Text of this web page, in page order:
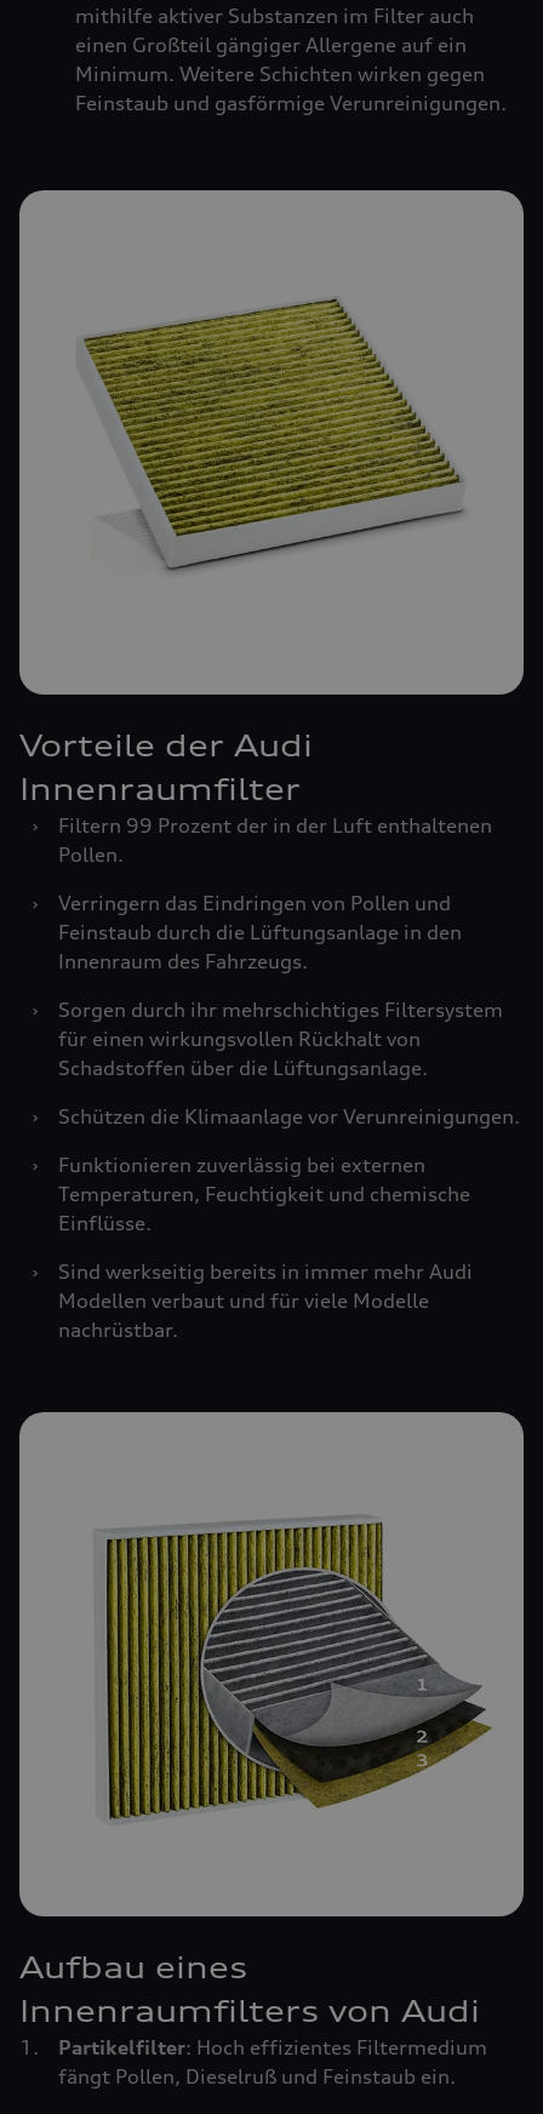
mithilfe aktiver Substanzen im Filter auch
einen Großteil gängiger Allergene auf ein
Minimum. Weitere Schichten wirken gegen
Feinstaub und gasförmige Verunreinigungen.
Vorteile der Audi
Innenraumfilter
›
Filtern 99 Prozent der in der Luft enthaltenen
Pollen.
›
Verringern das Eindringen von Pollen und
Feinstaub durch die Lüftungsanlage in den
Innenraum des Fahrzeugs.
›
Sorgen durch ihr mehrschichtiges Filtersystem
für einen wirkungsvollen Rückhalt von
Schadstoffen über die Lüftungsanlage.
›
Schützen die Klimaanlage vor Verunreinigungen.
›
Funktionieren zuverlässig bei externen
Temperaturen, Feuchtigkeit und chemische
Einflüsse.
›
Sind werkseitig bereits in immer mehr Audi
Modellen verbaut und für viele Modelle
nachrüstbar.
Aufbau eines
Innenraumfilters von Audi
Partikelfilter: Hoch effizientes Filtermedium
fängt Pollen, Dieselruß und Feinstaub ein.